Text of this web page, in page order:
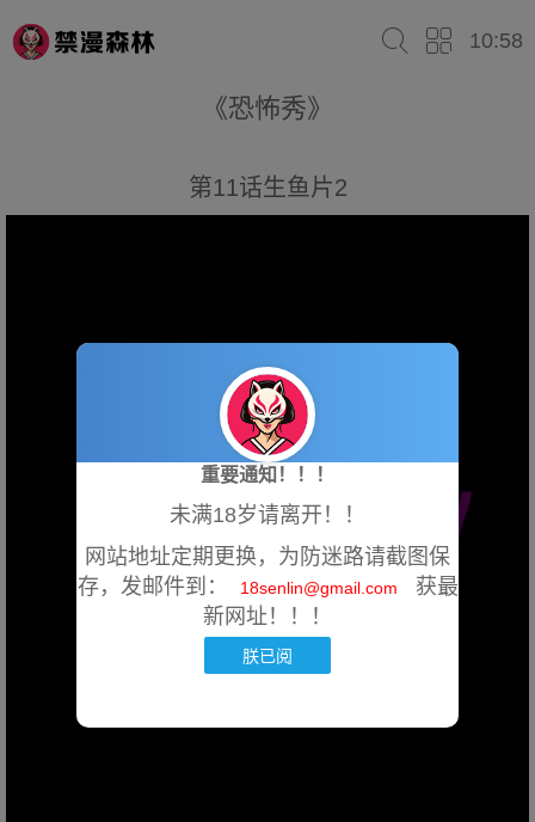
10:58
《恐怖秀》
第11话生鱼片2
重要通知！！！
未满18岁请离开！！
网站地址定期更换，为防迷路请截图保
存，发邮件到：
18senlin@gmail.com
获最
新网址！！！
朕已阅